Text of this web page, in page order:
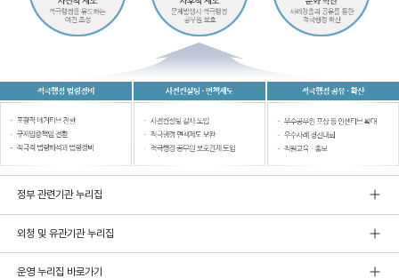
정부 관련기관 누리집
외청 및 유관기관 누리집
운영 누리집 바로가기